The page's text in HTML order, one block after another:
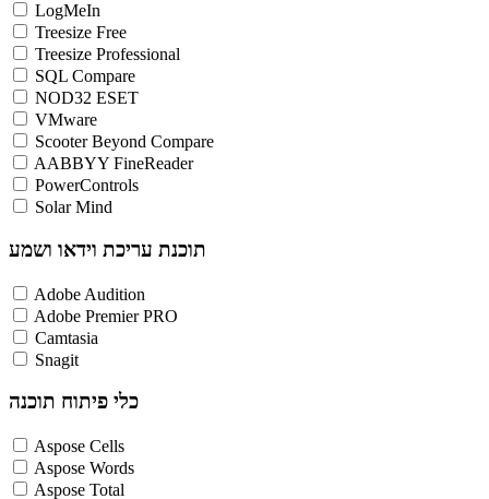
LogMeIn
Treesize Free
Treesize Professional
SQL Compare
NOD32 ESET
VMware
Scooter Beyond Compare
AABBYY FineReader
PowerControls
Solar Mind
תוכנת עריכת וידאו ושמע
Adobe Audition
Adobe Premier PRO
Camtasia
Snagit
כלי פיתוח תוכנה
Aspose Cells
Aspose Words
Aspose Total